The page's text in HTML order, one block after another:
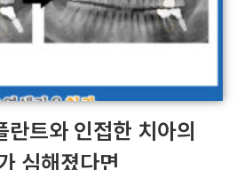
트와 인접한 치아의
심해졌다면